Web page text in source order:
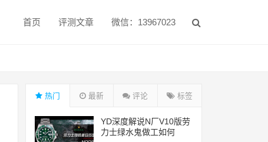
首页 评测文章 微信：13967023
热门 最新 评论 标签
YD深度解说N厂V10版劳
力士绿水鬼做工如何